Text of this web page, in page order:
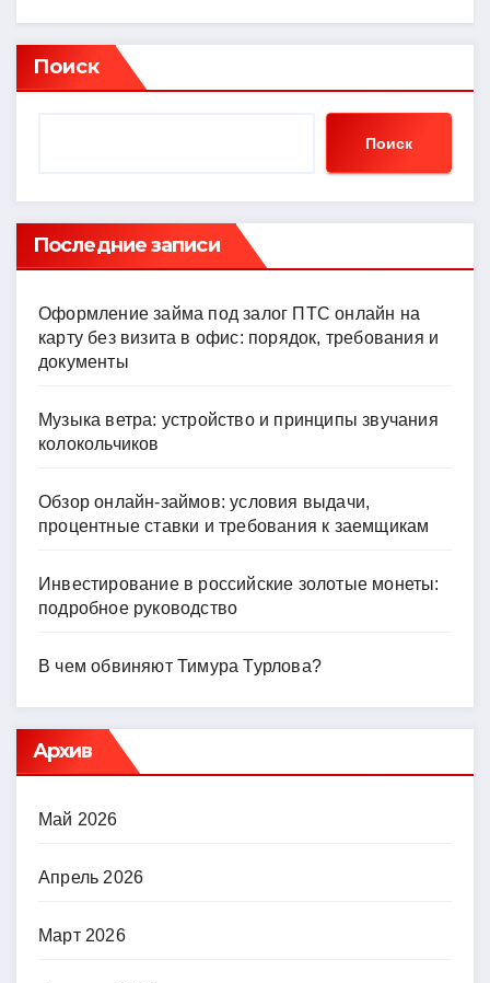
n
o
kl
ni
ki
at
s
A
er
e
a
р
в
ть
Поиск
Поиск
Последние записи
Оформление займа под залог ПТС онлайн на
карту без визита в офис: порядок, требования и
документы
Музыка ветра: устройство и принципы звучания
колокольчиков
Обзор онлайн-займов: условия выдачи,
процентные ставки и требования к заемщикам
Инвестирование в российские золотые монеты:
подробное руководство
В чем обвиняют Тимура Турлова?
Архив
Май 2026
Апрель 2026
Март 2026